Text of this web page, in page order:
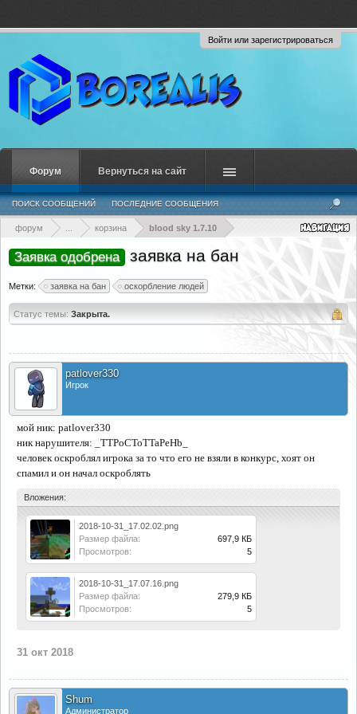
Войти или зарегистрироваться
форум корзина blood sky 1.7.10
Заявка одобрена заявка на бан
Метки: заявка на бан оскорбление людей
Статус темы: Закрыта.
patlover330
Игрок
мой ник: patlover330
ник нарушителя: _TTPoCToTTaPeHb_
человек оскроблял игрока за то что его не взяли в конкурс, хоят он
спамил и он начал оскроблять
Вложения:
2018-10-31_17.02.02.png
Размер файла:
697,9 КБ
Просмотров:
5
2018-10-31_17.07.16.png
Размер файла:
279,9 КБ
Просмотров:
5
31 окт 2018
Shum
Администратор
Форум
ПОИСК СООБЩЕНИЙ ПОСЛЕДНИЕ СООБЩЕНИЯ
Вернуться на сайт